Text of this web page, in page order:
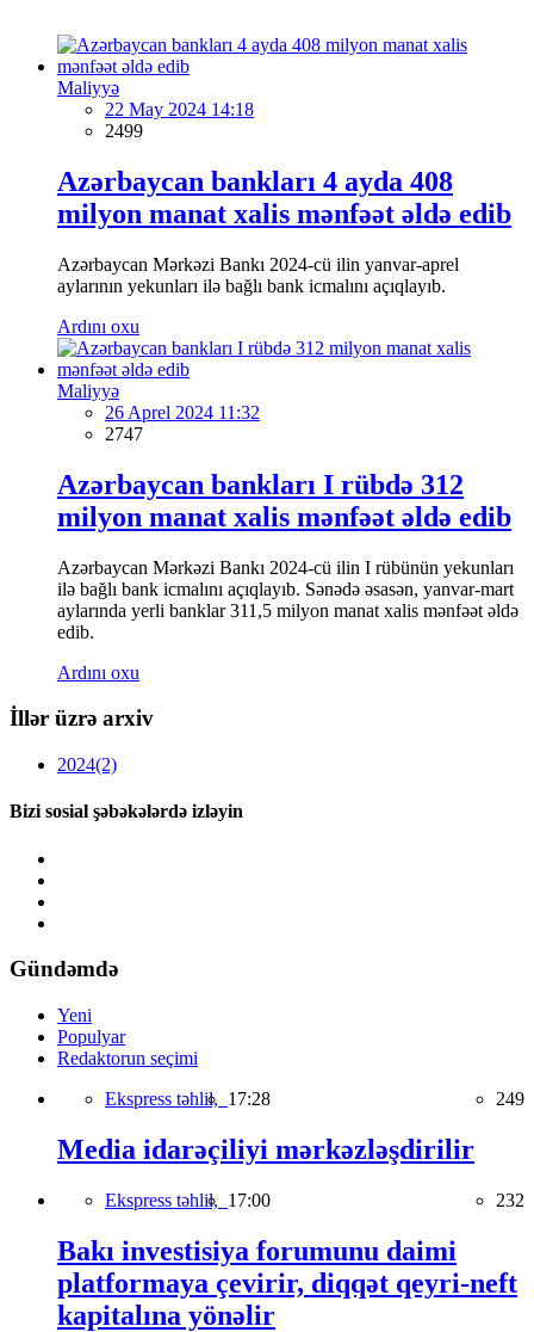
Maliyyə
22 May 2024 14:18
2499
Azərbaycan bankları 4 ayda 408
milyon manat xalis mənfəət əldə edib
Azərbaycan Mərkəzi Bankı 2024-cü ilin yanvar-aprel
aylarının yekunları ilə bağlı bank icmalını açıqlayıb.
Ardını oxu
Maliyyə
26 Aprel 2024 11:32
2747
Azərbaycan bankları I rübdə 312
milyon manat xalis mənfəət əldə edib
Azərbaycan Mərkəzi Bankı 2024-cü ilin I rübünün yekunları
ilə bağlı bank icmalını açıqlayıb. Sənədə əsasən, yanvar-mart
aylarında yerli banklar 311,5 milyon manat xalis mənfəət əldə
edib.
Ardını oxu
İllər üzrə arxiv
2024(2)
Bizi sosial şəbəkələrdə izləyin
Gündəmdə
Yeni
Populyar
Redaktorun seçimi
Ekspress təhlil, 17:28 249
Media idarəçiliyi mərkəzləşdirilir
Ekspress təhlil, 17:00 232
Bakı investisiya forumunu daimi
platformaya çevirir, diqqət qeyri-neft
kapitalına yönəlir